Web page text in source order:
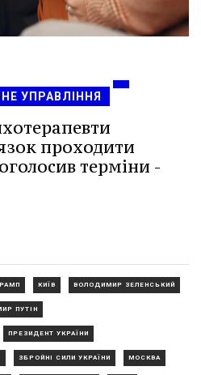
УПРАВЛІННЯ
проходити
терміни -
КИЇВ ВОЛОДИМИР ЗЕЛЕНСЬКИЙ
ПУТІН
ПРЕЗИДЕНТ УКРАЇНИ
ЗБРОЙНІ СИЛИ УКРАЇНИ МОСКВА